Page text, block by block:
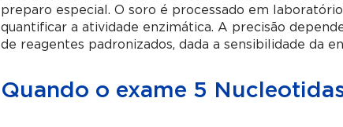
preparo especial. O soro é processado em
quantificar a atividade enzimática. A precisão
de reagentes padronizados, dada a sensibilidade da
Quando o exame 5